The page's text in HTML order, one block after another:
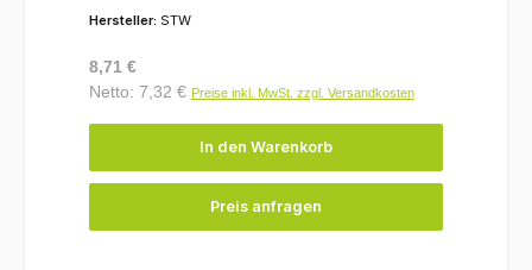
Hersteller: STW
Regulärer Preis:
8,71 €
Netto: 7,32 € Preise inkl. MwSt. zzgl. Versandkosten
In den Warenkorb
Preis anfragen